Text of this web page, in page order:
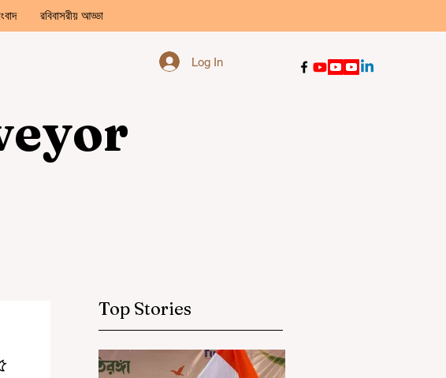
রবিবাসরীয় আড্ডা
Log In
Top Stories